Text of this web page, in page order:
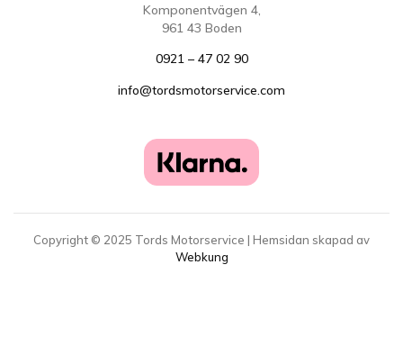
Komponentvägen 4,
961 43 Boden
0921 – 47 02 90
info@tordsmotorservice.com
Copyright © 2025 Tords Motorservice | Hemsidan skapad av
Webkung